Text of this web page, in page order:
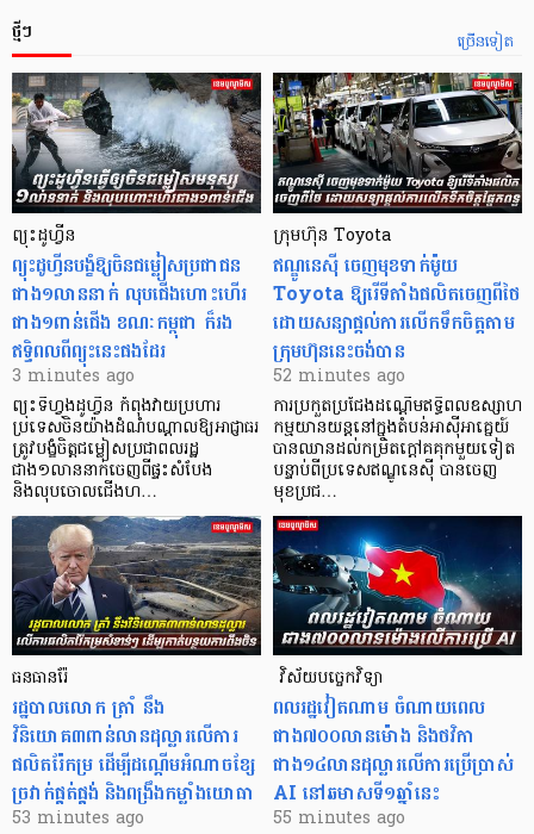
ច្រើនទៀត
ថ្មីៗ
ព្យុះដូហ្វីន
ព្យុះដូហ្វីនបង្ខំឱ្យចិនជម្លៀសប្រជាជន
ជាង១លាននាក់ លុបជើងហោះហើរ
ជាង១ពាន់ជើង ខណៈកម្ពុជា ក៏រង
ឥទ្ធិពលពីព្យុះនេះផងដែរ
3 minutes ago
ព្យុះទីហ្វុងដូហ្វីន កំពុងវាយប្រហារ
ប្រទេសចិនយ៉ាងដំណំបណ្តាលឱ្យអាជ្ញាធរ
ត្រូវបង្ខំចិត្តជម្លៀសប្រជាពលរដ្ឋ
ជាង១លាននាក់ចេញពីផ្ទះសំបែង
និងលុបចោលជើងហ…
ក្រុមហ៊ុន Toyota
ឥណ្ឌូនេស៊ី ចេញមុខទាក់ម៉ូយ
Toyota ឱ្យរើទីតាំងផលិតចេញពីថៃ
ដោយសន្យាផ្តល់ការលើកទឹកចិត្តតាម
ក្រុមហ៊ុននេះចង់បាន
52 minutes ago
ការប្រកួតប្រជែងដណ្តើមឥទ្ធិពលឧស្សាហ
កម្មយានយន្តនៅក្នុងតំបន់អាស៊ីអាគ្នេយ៍
បានឈានដល់កម្រិតក្ដៅគគុកមួយទៀត
បន្ទាប់ពីប្រទេសឥណ្ឌូនេស៊ី បានចេញ
មុខប្រជ…
ធនធានរ៉ែ
​រដ្ឋបាលលោក ត្រាំ នឹង​
វិនិយោគ៣ពាន់លានដុល្លារលើការ
ផលិតរ៉ែកម្រ ដើម្បីដណ្តើមអំណាចខ្សែ
ច្រវាក់ផ្គត់ផ្គង់ និងពង្រឹងកម្លាំងយោធា
53 minutes ago
​​​​​​​​​​​​​​​​​​​​​​​​​​​​​ វិស័យបច្ចេកវិទ្យា
ពលរដ្ឋវៀតណាម ​ចំណាយពេល
ជាង៧០០លានម៉ោង និងថវិកា
ជាង១៤លានដុល្លារលើការប្រើប្រាស់
AI នៅឆមាសទី១ឆ្នាំនេះ
55 minutes ago